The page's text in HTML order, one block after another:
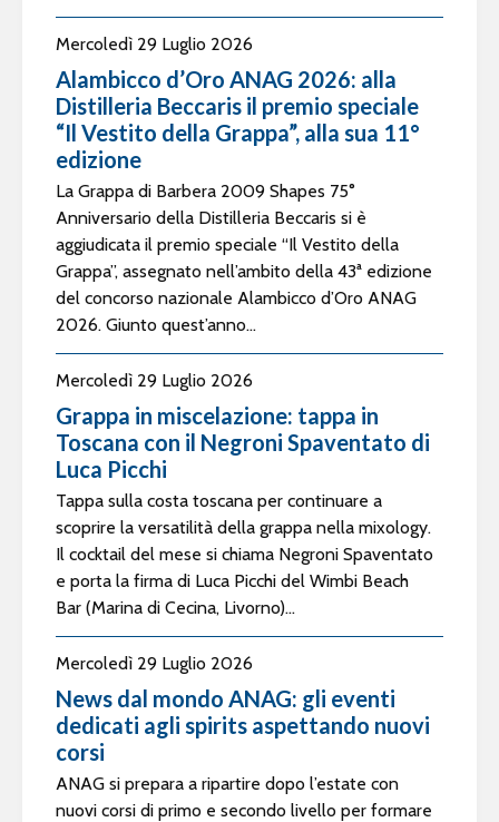
Mercoledì 29 Luglio 2026
Alambicco d’Oro ANAG 2026: alla
Distilleria Beccaris il premio speciale
“Il Vestito della Grappa”, alla sua 11°
edizione
La Grappa di Barbera 2009 Shapes 75°
Anniversario della Distilleria Beccaris si è
aggiudicata il premio speciale “Il Vestito della
Grappa”, assegnato nell’ambito della 43ª edizione
del concorso nazionale Alambicco d’Oro ANAG
2026. Giunto quest’anno...
Mercoledì 29 Luglio 2026
Grappa in miscelazione: tappa in
Toscana con il Negroni Spaventato di
Luca Picchi
Tappa sulla costa toscana per continuare a
scoprire la versatilità della grappa nella mixology.
Il cocktail del mese si chiama Negroni Spaventato
e porta la firma di Luca Picchi del Wimbi Beach
Bar (Marina di Cecina, Livorno)...
Mercoledì 29 Luglio 2026
News dal mondo ANAG: gli eventi
dedicati agli spirits aspettando nuovi
corsi
ANAG si prepara a ripartire dopo l’estate con
nuovi corsi di primo e secondo livello per formare